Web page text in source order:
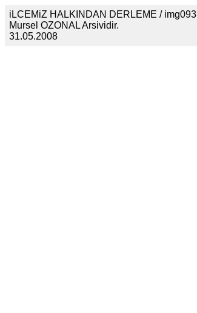
iLCEMiZ HALKINDAN DERLEME / img093
Mursel OZONAL Arsividir.
31.05.2008